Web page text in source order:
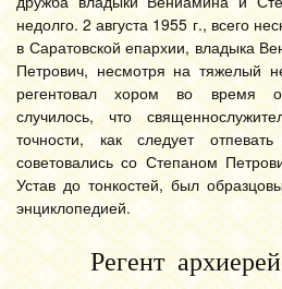
недолго. 2 августа 1955 г., всего
в Саратовской епархии, владыка
Петрович, несмотря на тяжелый
регентовал хором во время
случилось, что
точности, как следует
советовались со Степаном
Устав до тонкостей, был
энциклопедией.
Регент